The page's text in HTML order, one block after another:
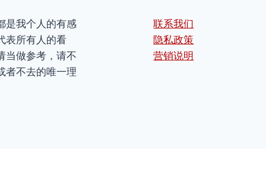
是我个人的有感
表所有人的看
当做参考，请不
者不去的唯一理
联系我们
隐私政策
营销说明